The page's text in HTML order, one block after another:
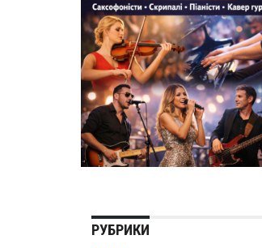
РУБРИКИ